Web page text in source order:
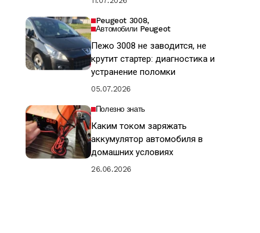
Peugeot 3008
Автомобили Peugeot
Пежо 3008 не заводится, не
крутит стартер: диагностика и
устранение поломки
05.07.2026
Полезно знать
Каким током заряжать
аккумулятор автомобиля в
домашних условиях
26.06.2026